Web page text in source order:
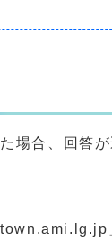
場合、回答